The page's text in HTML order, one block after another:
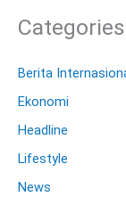
Categories
Berita
Ekonomi
Headline
Lifestyle
News